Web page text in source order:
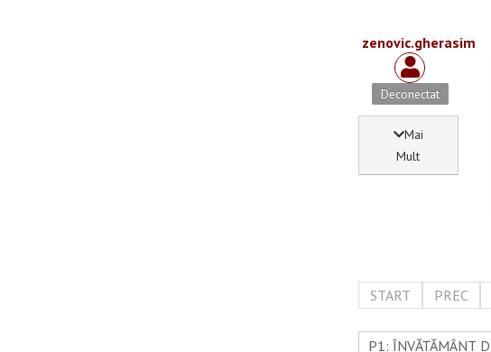
zenovic.gherasim
Deconectat
Mai
Mult
START PREC